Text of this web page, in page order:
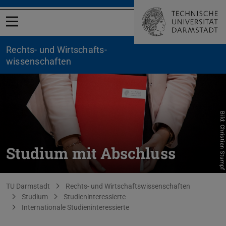
Menü öffnen
Rechts- und Wirtschafts­
wissenschaften
Studium mit Abschluss Bild: Christian Stumpf
Sie befinden sich hier:
TU Darmstadt
Rechts- und Wirtschaftswissenschaften
Studium
Studieninteressierte
Internationale Studieninteressierte